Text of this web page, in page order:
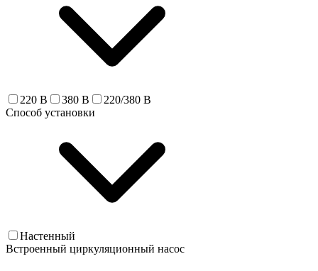
220 В 380 В
220/380 В
Способ установки
Настенный
Встроенный циркуляционный насос